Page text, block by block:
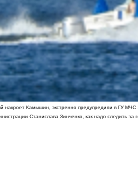
накроет Камышин, экстренно предупредили в ГУ МЧС
Станислава Зинченко, как надо следить за